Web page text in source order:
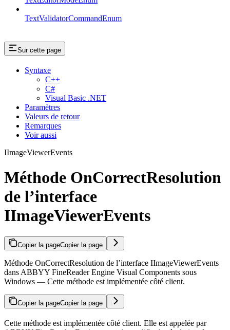
TextValidatorCommandEnum
Sur cette page
Syntaxe
C++
C#
Visual Basic .NET
Paramètres
Valeurs de retour
Remarques
Voir aussi
IImageViewerEvents
Méthode OnCorrectResolution
de l’interface
IImageViewerEvents
Copier la pageCopier la page
Méthode OnCorrectResolution de l’interface IImageViewerEvents
dans ABBYY FineReader Engine Visual Components sous
Windows — Cette méthode est implémentée côté client.
Copier la pageCopier la page
Cette méthode est implémentée côté client. Elle est appelée par